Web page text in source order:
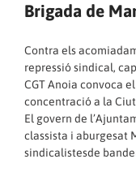
Brigada de
Contra els
repressió sindical,
CGT Anoia convoca
concentració a la
El govern de
classista i aburgesat
sindicalistesde